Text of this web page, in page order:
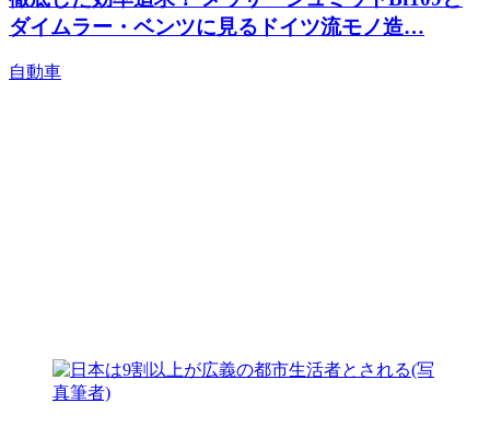
ダイムラー・ベンツに見るドイツ流モノ造…
自動車